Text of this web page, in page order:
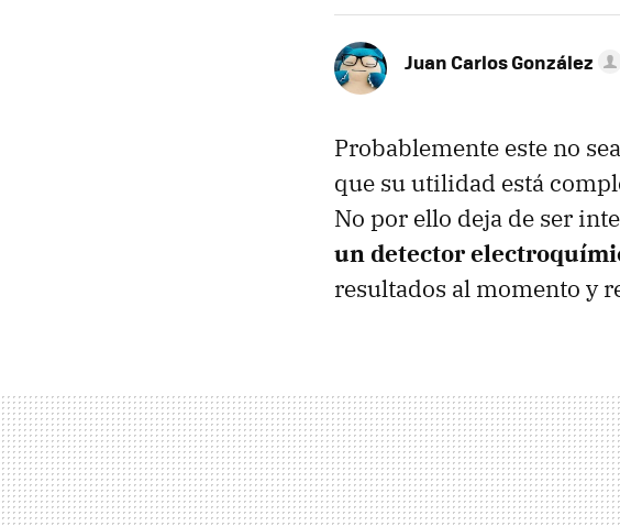
Juan Carlos González
Probablemente este no
que su utilidad está
No por ello deja de ser
un detector
resultados al momento y